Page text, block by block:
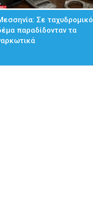
Σε ταχυδρομικό
παραδίδονταν τα